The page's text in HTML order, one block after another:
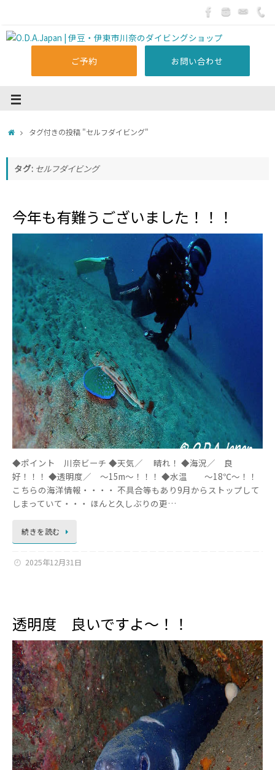
ご予約 お問い合わせ
タグ付きの投稿 "セルフダイビング"
タグ: セルフダイビング
今年も有難うございました！！！
◆ポイント 川奈ビーチ ◆天気／ 晴れ！ ◆海況／ 良
好！！！ ◆透明度／ ～15m～！！！ ◆水温 ～18℃～！！
こちらの海洋情報・・・・ 不具合等もあり9月からストップして
しまっていて・・・ ほんと久しぶりの更…
続きを読む
2025年12月31日
透明度 良いですよ～！！